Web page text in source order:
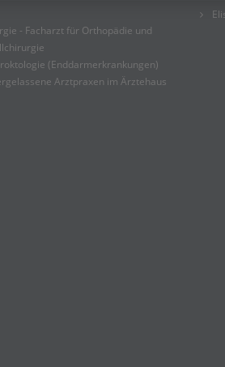
- Facharzt für Orthopädie und
(Enddarmerkrankungen)
Arztpraxen im Ärztehaus